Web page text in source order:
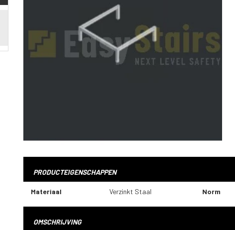
PRODUCTEIGENSCHAPPEN
Materiaal Verzinkt Staal Norm
OMSCHRIJVING